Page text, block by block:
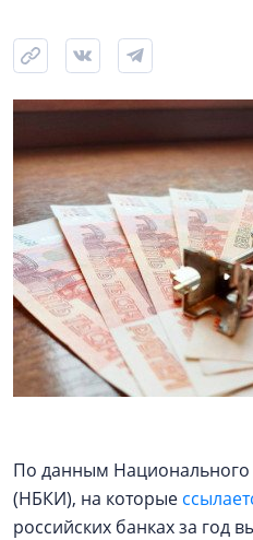
По данным
(НБКИ), на которые
российских банках за год